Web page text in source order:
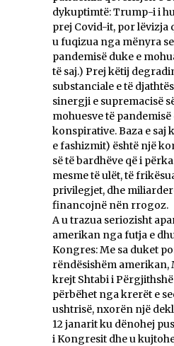
dykuptimtë: Trump-i i
prej Covid-it, por lëvizja
u fuqizua nga mënyra
pandemisë duke e
të saj.) Prej këtij
substanciale e të
sinergji e supremacisë
mohuesve të
konspirative. Baza e saj
e fashizmit) është një
së të bardhëve që i
mesme të ulët, të
privilegjet, dhe
financojnë nën rrogoz.
A u trazua seriozisht
amerikan nga futja e
Kongres: Me sa duket
rëndësishëm amerikan,
krejt Shtabi i
përbëhet nga krerët e
ushtrisë, nxorën një
12 janarit ku dënohej
i Kongresit dhe u